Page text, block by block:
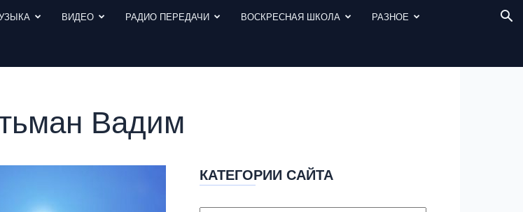
ВИДЕО РАДИО ПЕРЕДАЧИ ВОСКРЕСНАЯ ШКОЛА РАЗНОЕ
Вадим
КАТЕГОРИИ САЙТА
Категории